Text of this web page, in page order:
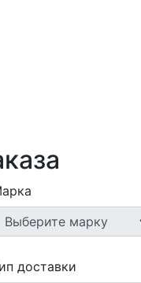
доставки